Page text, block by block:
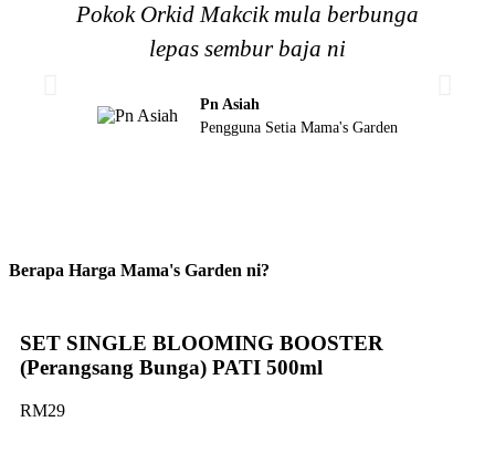
Pokok Orkid Makcik mula berbunga
lepas sembur baja ni
Pn Asiah
Pengguna Setia Mama's Garden
Berapa Harga Mama's Garden ni?
SET SINGLE BLOOMING BOOSTER
(Perangsang Bunga) PATI 500ml
RM29